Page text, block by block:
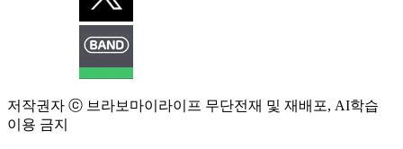
저작권자 ⓒ 브라보마이라이프 무단전재 및 재배포, AI학습
이용 금지